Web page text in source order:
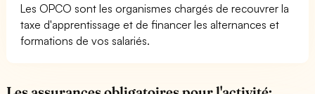
Les OPCO sont les organismes chargés de recouvrer la
taxe d'apprentissage et de financer les alternances et
formations de vos salariés.